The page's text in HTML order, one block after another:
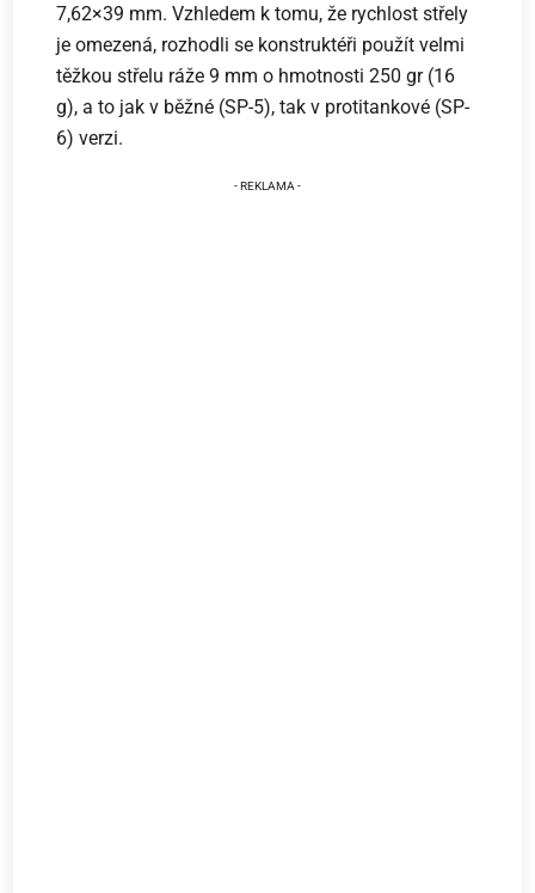
7,62×39 mm. Vzhledem k tomu, že rychlost střely
je omezená, rozhodli se konstruktéři použít velmi
těžkou střelu ráže 9 mm o hmotnosti 250 gr (16
g), a to jak v běžné (SP-5), tak v protitankové (SP-
6) verzi.